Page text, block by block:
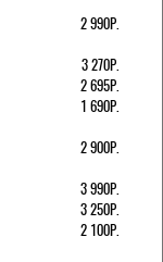
2 990Р.
3 270Р.
2 695Р.
1 690Р.
2 900Р.
3 990Р.
3 250Р.
2 100Р.